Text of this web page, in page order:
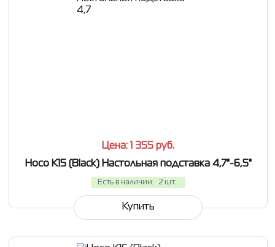
Цена: 1 355 руб.
Hoco K15 (Black) Настольная подставка 4,7"-6,5"
Есть в наличии: 2 шт.
Купить